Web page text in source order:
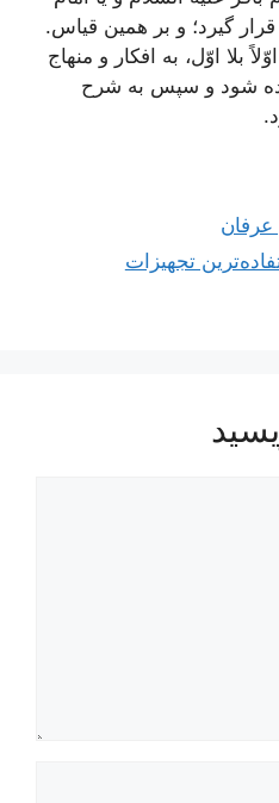
گیرد؛ و بر همین قیاس.
بلا اوّل، به افکار و منهاج
شود و سپس به شرح
تجهیزات